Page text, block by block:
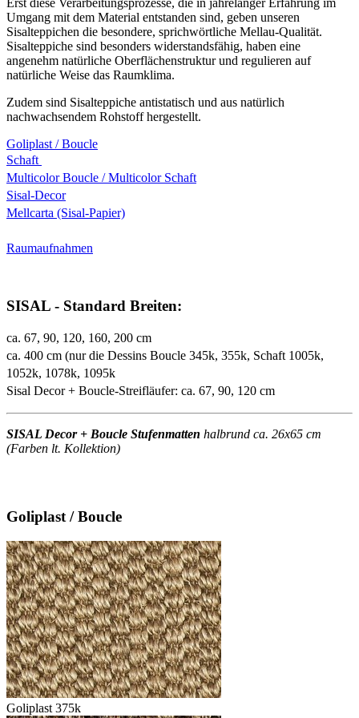
Umgang mit dem Material entstanden sind, geben unseren
Sisalteppichen die besondere, sprichwörtliche Mellau-Qualität.
Sisalteppiche sind besonders widerstandsfähig, haben eine
angenehm natürliche Oberflächenstruktur und regulieren auf
natürliche Weise das Raumklima.
Zudem sind Sisalteppiche antistatisch und aus natürlich
nachwachsendem Rohstoff hergestellt.
Goliplast / Boucle
Schaft
Multicolor Boucle / Multicolor Schaft
Sisal-Decor
Mellcarta (Sisal-Papier)
Raumaufnahmen
SISAL - Standard Breiten:
ca. 67, 90, 120, 160, 200 cm
ca. 400 cm (nur die Dessins Boucle 345k, 355k, Schaft 1005k,
1052k, 1078k, 1095k
Sisal Decor + Boucle-Streifläufer: ca. 67, 90, 120 cm
SISAL Decor + Boucle Stufenmatten halbrund ca. 26x65 cm
(Farben lt. Kollektion)
Goliplast / Boucle
Goliplast 375k